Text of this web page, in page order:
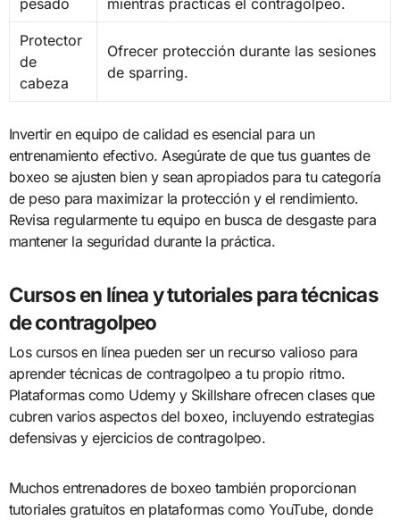
Protector
de
cabeza
Ofrecer protección durante las sesiones
de sparring.
Invertir en equipo de calidad es esencial para un
entrenamiento efectivo. Asegúrate de que tus guantes de
boxeo se ajusten bien y sean apropiados para tu categoría
de peso para maximizar la protección y el rendimiento.
Revisa regularmente tu equipo en busca de desgaste para
mantener la seguridad durante la práctica.
Cursos en línea y tutoriales para técnicas
de contragolpeo
Los cursos en línea pueden ser un recurso valioso para
aprender técnicas de contragolpeo a tu propio ritmo.
Plataformas como Udemy y Skillshare ofrecen clases que
cubren varios aspectos del boxeo, incluyendo estrategias
defensivas y ejercicios de contragolpeo.
Muchos entrenadores de boxeo también proporcionan
tutoriales gratuitos en plataformas como YouTube, donde